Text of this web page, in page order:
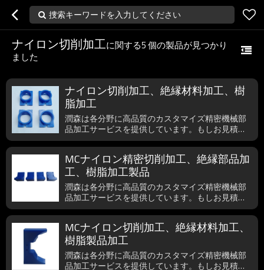
捜索キーワードを入力してください
ナイロン切削加工に関する5個の製品が見つかり
ました
ナイロン切削加工、絶縁材料加工、樹
脂加工
潤森は各分野に高品質のカスタマイズ精密機械部
品加工サービスを提供しています。もしお見積依
頼がございましたら、いつでもご遠慮無く、ご連
絡為さってください。
MCナイロン精密切削加工、絶縁部品加
工、樹脂加工製品
潤森は各分野に高品質のカスタマイズ精密機械部
品加工サービスを提供しています。もしお見積依
頼がございましたら、いつでもご遠慮無く、ご連
絡為さってください。
MCナイロン切削加工、絶縁材料加工、
樹脂製品加工
潤森は各分野に高品質のカスタマイズ精密機械部
品加工サービスを提供しています。もしお見積依